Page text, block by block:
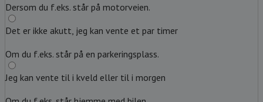
Dersom du f.eks. står på motorveien.
Det er ikke akutt, jeg kan vente et par timer
Om du f.eks. står på en parkeringsplass.
Jeg kan vente til i kveld eller til i morgen